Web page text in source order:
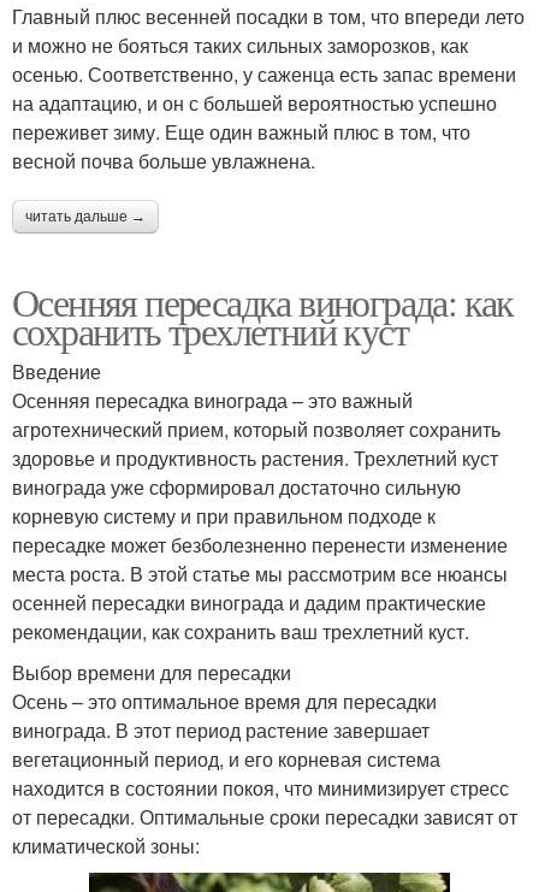
Главный плюс весенней посадки в том, что впереди лето
и можно не бояться таких сильных заморозков, как
осенью. Соответственно, у саженца есть запас времени
на адаптацию, и он с большей вероятностью успешно
переживет зиму. Еще один важный плюс в том, что
весной почва больше увлажнена.
читать дальше →
Осенняя пересадка винограда: как
сохранить трехлетний куст
Введение
Осенняя пересадка винограда – это важный
агротехнический прием, который позволяет сохранить
здоровье и продуктивность растения. Трехлетний куст
винограда уже сформировал достаточно сильную
корневую систему и при правильном подходе к
пересадке может безболезненно перенести изменение
места роста. В этой статье мы рассмотрим все нюансы
осенней пересадки винограда и дадим практические
рекомендации, как сохранить ваш трехлетний куст.
Выбор времени для пересадки
Осень – это оптимальное время для пересадки
винограда. В этот период растение завершает
вегетационный период, и его корневая система
находится в состоянии покоя, что минимизирует стресс
от пересадки. Оптимальные сроки пересадки зависят от
климатической зоны: